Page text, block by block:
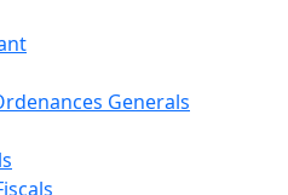
Generals